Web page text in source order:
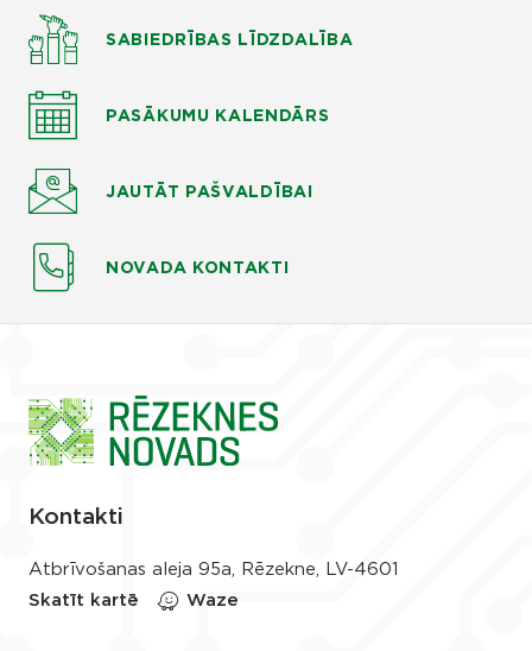
SABIEDRĪBAS LĪDZDALĪBA
PASĀKUMU KALENDĀRS
JAUTĀT PAŠVALDĪBAI
NOVADA KONTAKTI
Kontakti
Atbrīvošanas aleja 95a, Rēzekne, LV-4601
Skatīt kartē
Waze